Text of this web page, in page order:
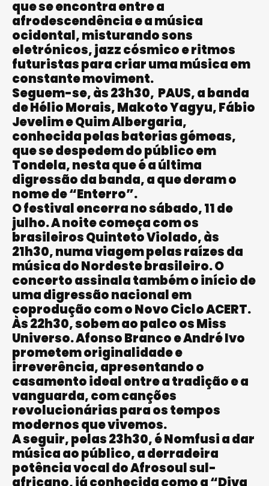
que se encontra entre a
afrodescendência e a música
ocidental, misturando sons
eletrónicos, jazz cósmico e ritmos
futuristas para criar uma música em
constante moviment.
Seguem-se, às 23h30, PAUS, a banda
de Hélio Morais, Makoto Yagyu, Fábio
Jevelim e Quim Albergaria,
conhecida pelas baterias gémeas,
que se despedem do público em
Tondela, nesta que é a última
digressão da banda, a que deram o
nome de “Enterro”.
O festival encerra no sábado, 11 de
julho. A noite começa com os
brasileiros Quinteto Violado, às
21h30, numa viagem pelas raízes da
música do Nordeste brasileiro. O
concerto assinala também o início de
uma digressão nacional em
coprodução com o Novo Ciclo ACERT.
Às 22h30, sobem ao palco os Miss
Universo. Afonso Branco e André Ivo
prometem originalidade e
irreverência, apresentando o
casamento ideal entre a tradição e a
vanguarda, com canções
revolucionárias para os tempos
modernos que vivemos.
A seguir, pelas 23h30, é Nomfusi a dar
música ao público, a derradeira
potência vocal do Afrosoul sul-
africano, já conhecida como a “Diva